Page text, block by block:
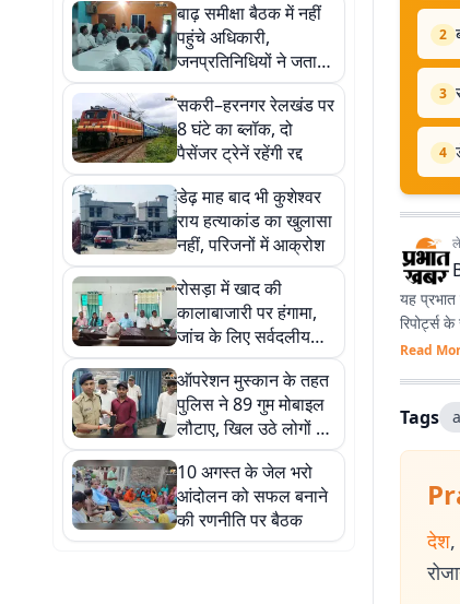
बाढ़ समीक्षा बैठक में नहीं
पहुंचे अधिकारी,
जनप्रतिनिधियों ने जताई
नाराजगी
सकरी–हरनगर रेलखंड पर
8 घंटे का ब्लॉक, दो
पैसेंजर ट्रेनें रहेंगी रद्द
डेढ़ माह बाद भी कुशेश्वर
राय हत्याकांड का खुलासा
नहीं, परिजनों में आक्रोश
रोसड़ा में खाद की
कालाबाजारी पर हंगामा,
जांच के लिए सर्वदलीय
कमेटी गठित
ऑपरेशन मुस्कान के तहत
पुलिस ने 89 गुम मोबाइल
लौटाए, खिल उठे लोगों के
चेहरे
10 अगस्त के जेल भरो
आंदोलन को सफल बनाने
की रणनीति पर बैठक
2
3
4
यह
रिपोर्ट्स
Read
Tags
देश,